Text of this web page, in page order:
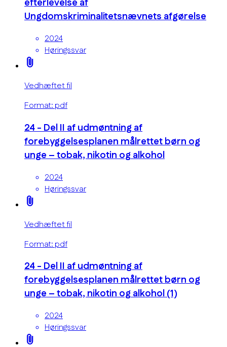
efterlevelse af
Ungdomskriminalitetsnævnets afgørelse
2024
Høringssvar
attach_file
Vedhæftet fil
Format: pdf
24 - Del II af udmøntning af
forebyggelsesplanen målrettet børn og
unge – tobak, nikotin og alkohol
2024
Høringssvar
attach_file
Vedhæftet fil
Format: pdf
24 - Del II af udmøntning af
forebyggelsesplanen målrettet børn og
unge – tobak, nikotin og alkohol (1)
2024
Høringssvar
attach_file